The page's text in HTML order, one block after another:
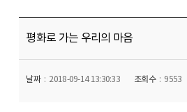
평화로 가는 우리의 마음
날짜 2018-09-14 13:30:33 조회수 9553